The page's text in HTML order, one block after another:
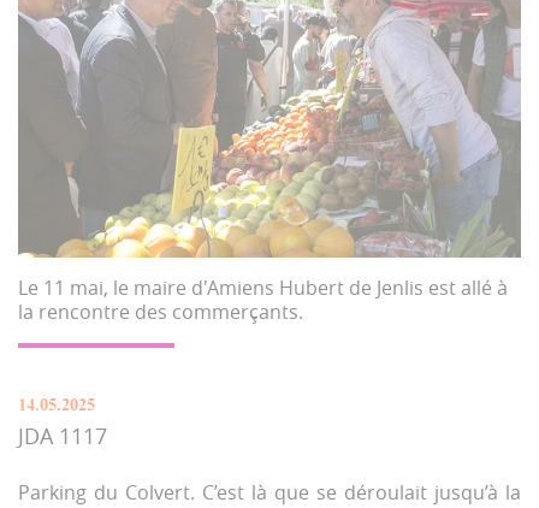
Le 11 mai, le maire d'Amiens Hubert de Jenlis est allé à
la rencontre des commerçants.
14.05.2025
JDA 1117
Parking du Colvert. C’est là que se déroulait jusqu’à la